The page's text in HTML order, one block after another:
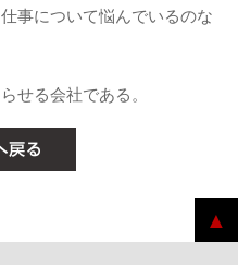
事について悩んでいるのな
せる会社である。